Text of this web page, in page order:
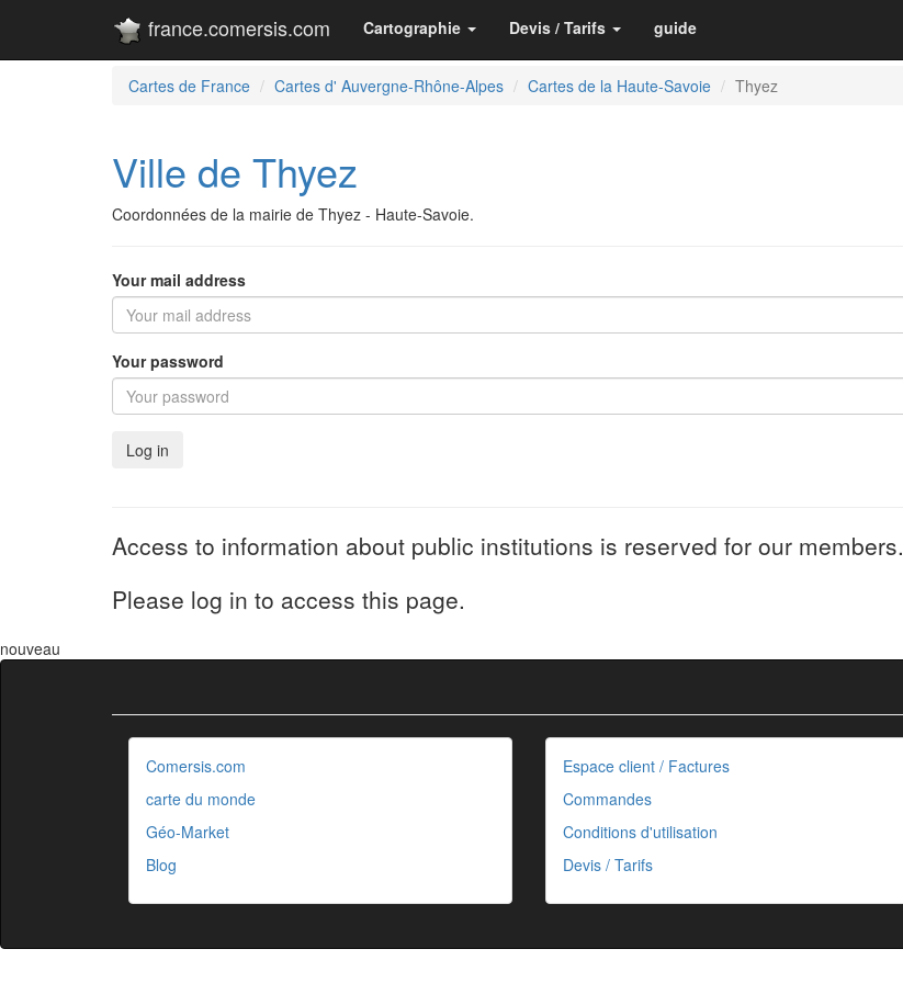
france.comersis.com Cartographie Devis / Tarifs guide
Cartes de France Cartes d' Auvergne-Rhône-Alpes Cartes de la Haute-Savoie Thyez
Ville de Thyez
Coordonnées de la mairie de Thyez - Haute-Savoie.
Your mail address
Your password
Access to information about public institutions is reserved for our members.
Please log in to access this page.
nouveau
Comersis.com
carte du monde
Géo-Market
Blog
Espace client / Factures
Commandes
Conditions d'utilisation
Devis / Tarifs